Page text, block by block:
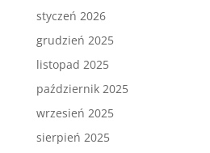
styczeń 2026
grudzień 2025
listopad 2025
październik 2025
wrzesień 2025
sierpień 2025